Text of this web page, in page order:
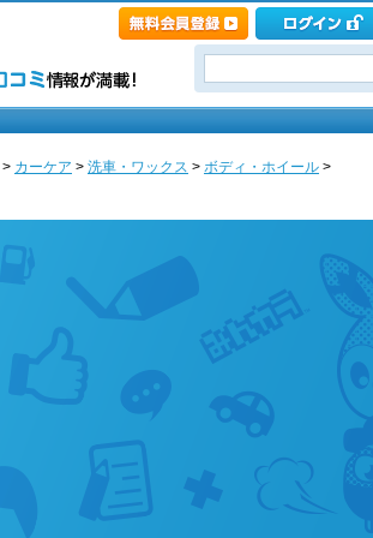
> カーケア > 洗車・ワックス > ボディ・ホイール >